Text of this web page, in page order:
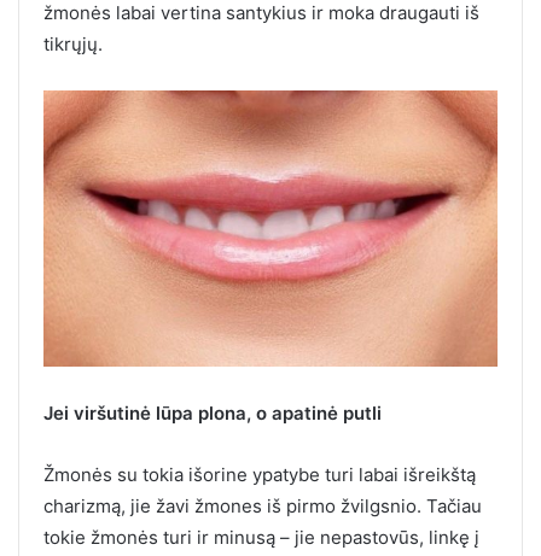
žmonės labai vertina santykius ir moka draugauti iš
tikrųjų.
Jei viršutinė lūpa plona, o apatinė putli
Žmonės su tokia išorine ypatybe turi labai išreikštą
charizmą, jie žavi žmones iš pirmo žvilgsnio. Tačiau
tokie žmonės turi ir minusą – jie nepastovūs, linkę į